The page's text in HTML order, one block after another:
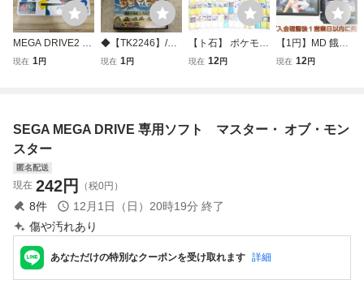
MEGA DRIVE2 メ
ガドライブ2 SEG
現在 1円
◆【TK2246】/1
円〜 MEGA DRIV
同梱×
現在 1円
【ト石】 ポケモン
カード マスターボ
売り EA533EWH7
現在 12円
【1円】MD 餓狼
伝説 ゲームソフト
ek/F3
現在 12円
SEGA MEGA DRIVE 専用ソフト マスター・ オブ・モン
スター
匿名配送
現在 242円 （税0円）
8件 12月1日（日）20時19分 終了
傷や汚れあり
あなただけの特別なクーポンを受け取れます 詳細